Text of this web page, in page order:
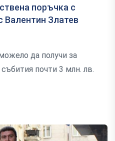
поръчка с
Валентин Златев
да получи за
почти 3 млн. лв.